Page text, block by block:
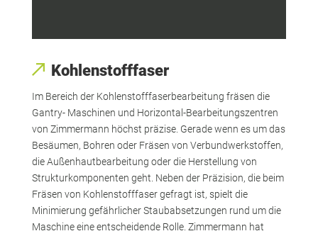
Kohlenstofffaser
Im Bereich der Kohlenstofffaserbearbeitung fräsen die
Gantry- Maschinen und Horizontal-Bearbeitungszentren
von Zimmermann höchst präzise. Gerade wenn es um das
Besäumen, Bohren oder Fräsen von Verbundwerkstoffen,
die Außenhautbearbeitung oder die Herstellung von
Strukturkomponenten geht. Neben der Präzision, die beim
Fräsen von Kohlenstofffaser gefragt ist, spielt die
Minimierung gefährlicher Staubabsetzungen rund um die
Maschine eine entscheidende Rolle. Zimmermann hat